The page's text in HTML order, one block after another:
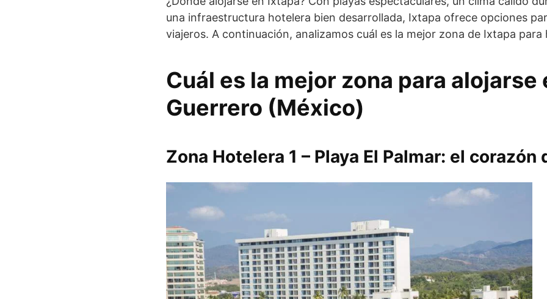
una infraestructura hotelera bien desarrollada, Ixtapa ofrece opciones
viajeros. A continuación, analizamos cuál es la mejor zona de Ixtapa para
Cuál es la mejor zona para alojarse
Guerrero (México)
Zona Hotelera 1 – Playa El Palmar: el corazón